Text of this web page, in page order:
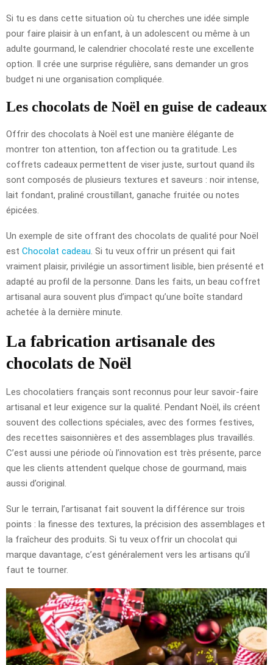
Si tu es dans cette situation où tu cherches une idée simple
pour faire plaisir à un enfant, à un adolescent ou même à un
adulte gourmand, le calendrier chocolaté reste une excellente
option. Il crée une surprise régulière, sans demander un gros
budget ni une organisation compliquée.
Les chocolats de Noël en guise de cadeaux
Offrir des chocolats à Noël est une manière élégante de
montrer ton attention, ton affection ou ta gratitude. Les
coffrets cadeaux permettent de viser juste, surtout quand ils
sont composés de plusieurs textures et saveurs : noir intense,
lait fondant, praliné croustillant, ganache fruitée ou notes
épicées.
Un exemple de site offrant des chocolats de qualité pour Noël
est Chocolat cadeau . Si tu veux offrir un présent qui fait
vraiment plaisir, privilégie un assortiment lisible, bien présenté et
adapté au profil de la personne. Dans les faits, un beau coffret
artisanal aura souvent plus d’impact qu’une boîte standard
achetée à la dernière minute.
La fabrication artisanale des
chocolats de Noël
Les chocolatiers français sont reconnus pour leur savoir-faire
artisanal et leur exigence sur la qualité. Pendant Noël, ils créent
souvent des collections spéciales, avec des formes festives,
des recettes saisonnières et des assemblages plus travaillés.
C’est aussi une période où l’innovation est très présente, parce
que les clients attendent quelque chose de gourmand, mais
aussi d’original.
Sur le terrain, l’artisanat fait souvent la différence sur trois
points : la finesse des textures, la précision des assemblages et
la fraîcheur des produits. Si tu veux offrir un chocolat qui
marque davantage, c’est généralement vers les artisans qu’il
faut te tourner.